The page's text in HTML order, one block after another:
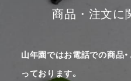
商品・注文に
山年園ではお電話での商品
っております。